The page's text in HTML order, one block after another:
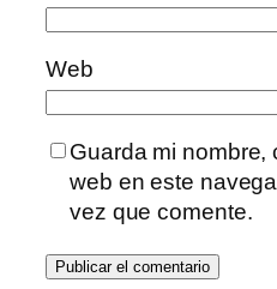
Web
Guarda mi nombre,
web en este
vez que comente.